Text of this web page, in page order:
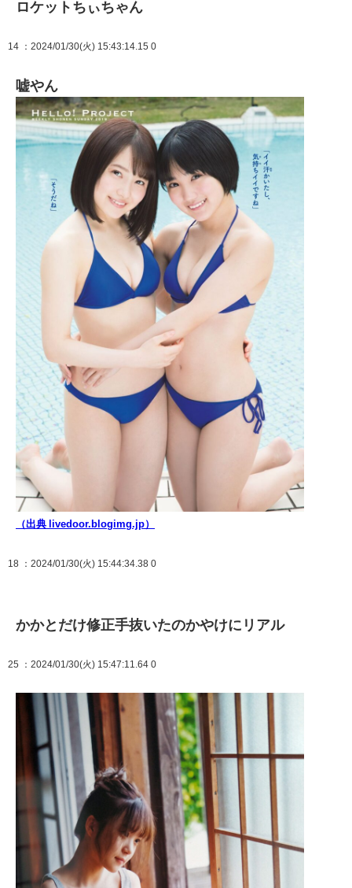
ロケットちぃちゃん
14 ：2024/01/30(火) 15:43:14.15 0
嘘やん
（出典 livedoor.blogimg.jp）
18 ：2024/01/30(火) 15:44:34.38 0
かかとだけ修正手抜いたのかやけにリアル
25 ：2024/01/30(火) 15:47:11.64 0